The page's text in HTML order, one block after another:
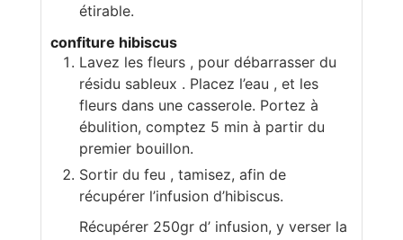
étirable.
confiture hibiscus
Lavez les fleurs , pour débarrasser du
résidu sableux . Placez l’eau , et les
fleurs dans une casserole. Portez à
ébulition, comptez 5 min à partir du
premier bouillon.
Sortir du feu , tamisez, afin de
récupérer l’infusion d’hibiscus.
Récupérer 250gr d’ infusion, y verser la